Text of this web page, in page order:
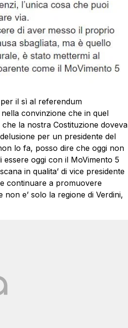
il sì al referendum
convinzione che in quel
la nostra Costituzione doveva
per un presidente del
lo fa, posso dire che oggi non
essere oggi con il MoVimento 5
in qualita’ di vice presidente
continuare a promuovere
non e’ solo la regione di Verdini,